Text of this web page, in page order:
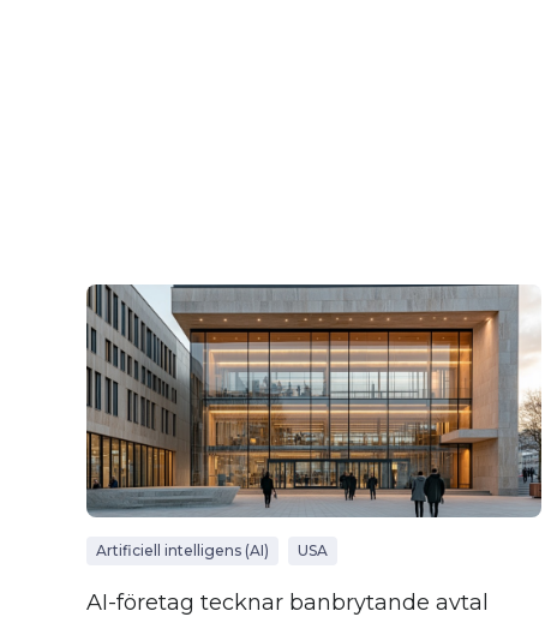
Artificiell intelligens (AI) USA
AI-företag tecknar banbrytande avtal